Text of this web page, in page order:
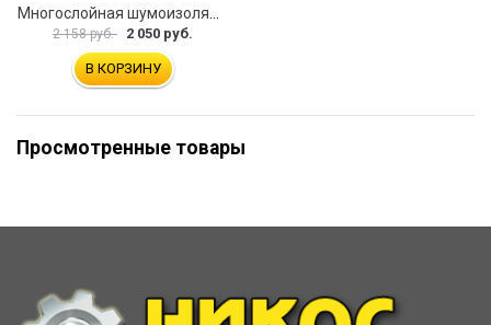
2 158 руб. 2 050 руб.
В КОРЗИНУ
Просмотренные товары